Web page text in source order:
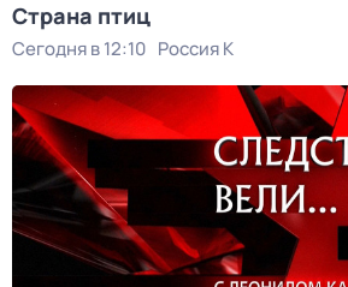
Страна птиц
Сегодня в 12:10 Россия К